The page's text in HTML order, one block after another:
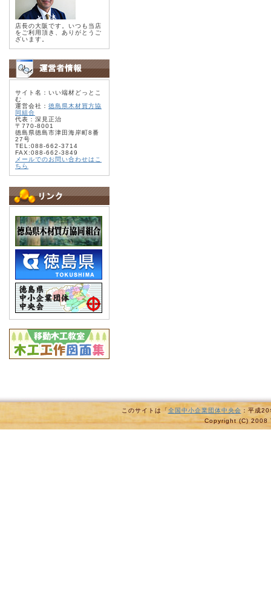
店長の大阪です。いつも当店
をご利用頂き、ありがとうご
ざいます。
サイト名：いい端材どっとこ
む
運営会社： 徳島県木材買方協
同組合
代表：深見正治
〒770-8001
徳島県徳島市津田海岸町8番
27号
TEL:088-662-3714
FAX:088-662-3849
メールでのお問い合わせはこ
ちら
このサイトは「全国中小企業団体中央会 ：平成
Copyright (C) 2008